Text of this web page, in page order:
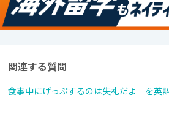
関連する質問
食事中にげっぷするのは失礼だよ を英